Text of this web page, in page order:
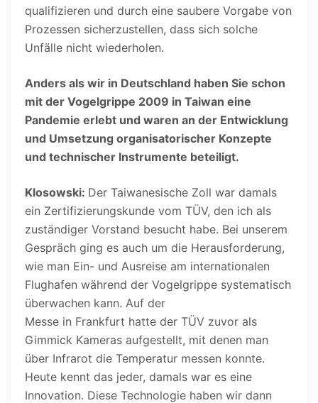
qualifizieren und durch eine saubere Vorgabe von
Prozessen sicherzustellen, dass sich solche
Unfälle nicht wiederholen.
Anders als wir in Deutschland haben Sie schon
mit der Vogelgrippe 2009 in Taiwan eine
Pandemie erlebt und waren an der Entwicklung
und Umsetzung organisatorischer Konzepte
und technischer Instrumente beteiligt.
Klosowski: Der Taiwanesische Zoll war damals
ein Zertifizierungskunde vom TÜV, den ich als
zuständiger Vorstand besucht habe. Bei unserem
Gespräch ging es auch um die Herausforderung,
wie man Ein- und Ausreise am internationalen
Flughafen während der Vogelgrippe systematisch
überwachen kann. Auf der
Messe in Frankfurt hatte der TÜV zuvor als
Gimmick Kameras aufgestellt, mit denen man
über Infrarot die Temperatur messen konnte.
Heute kennt das jeder, damals war es eine
Innovation. Diese Technologie haben wir dann